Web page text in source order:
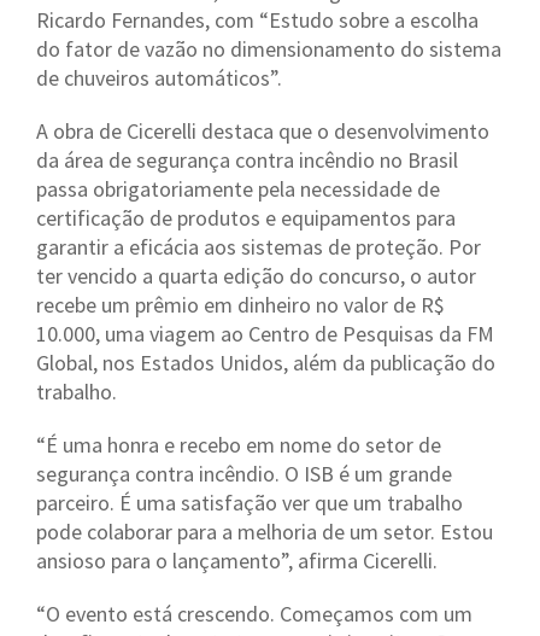
Ricardo Fernandes, com “Estudo sobre a escolha
do fator de vazão no dimensionamento do sistema
de chuveiros automáticos”.
A obra de Cicerelli destaca que o desenvolvimento
da área de segurança contra incêndio no Brasil
passa obrigatoriamente pela necessidade de
certificação de produtos e equipamentos para
garantir a eficácia aos sistemas de proteção. Por
ter vencido a quarta edição do concurso, o autor
recebe um prêmio em dinheiro no valor de R$
10.000, uma viagem ao Centro de Pesquisas da FM
Global, nos Estados Unidos, além da publicação do
trabalho.
“É uma honra e recebo em nome do setor de
segurança contra incêndio. O ISB é um grande
parceiro. É uma satisfação ver que um trabalho
pode colaborar para a melhoria de um setor. Estou
ansioso para o lançamento”, afirma Cicerelli.
“O evento está crescendo. Começamos com um